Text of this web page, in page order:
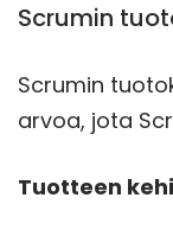
Scrumin
Scrumin
arvoa, jota
Tuotteen